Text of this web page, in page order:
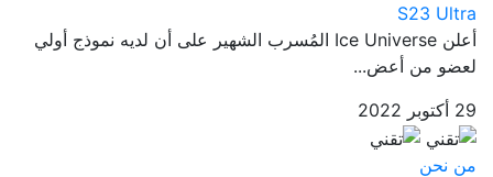
S23 Ultra
أعلن Ice Universe المُسرب الشهير على أن لديه نموذج أولي
لعضو من أعض...
29 أكتوبر 2022
من نحن